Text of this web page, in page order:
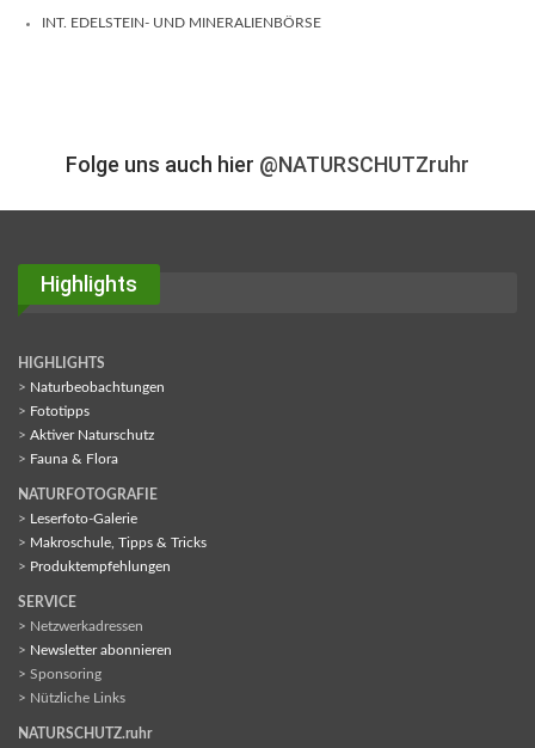
INT. EDELSTEIN- UND MINERALIENBÖRSE
Folge uns auch hier @NATURSCHUTZruhr
Highlights
HIGHLIGHTS
> Naturbeobachtungen
> Fototipps
> Aktiver Naturschutz
> Fauna & Flora
NATURFOTOGRAFIE
> Leserfoto-Galerie
> Makroschule, Tipps & Tricks
> Produktempfehlungen
SERVICE
> Netzwerkadressen
> Newsletter abonnieren
> Sponsoring
> Nützliche Links
NATURSCHUTZ.ruhr